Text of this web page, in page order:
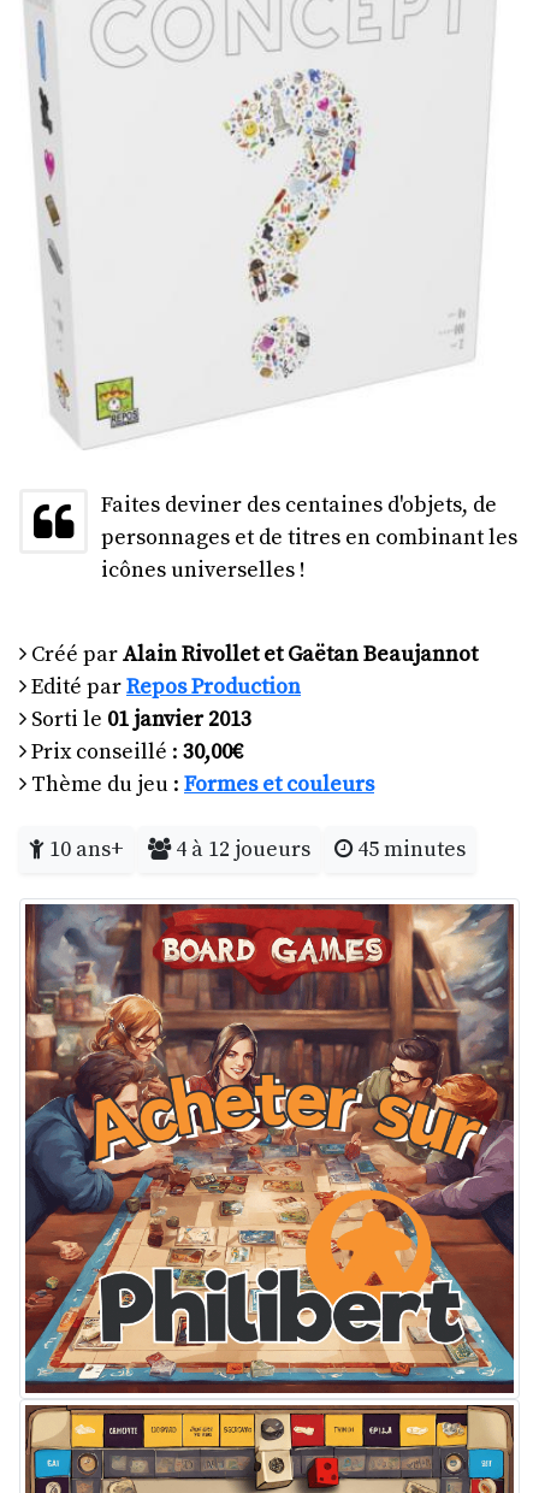
Faites deviner des centaines d'objets, de
personnages et de titres en combinant les
icônes universelles !
Créé parAlain Rivollet et Gaëtan Beaujannot
Edité parRepos Production
Sorti le 01 janvier 2013
Prix conseillé : 30,00€
Thème du jeu : Formes et couleurs
10 ans+ 4 à 12 joueurs 45 minutes